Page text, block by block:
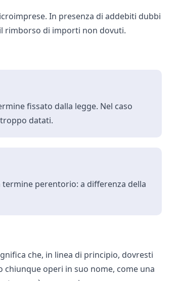
In presenza di addebiti dubbi
rimborso di importi non dovuti.
fissato dalla legge. Nel caso
datati.
perentorio: a differenza della
che, in linea di principio, dovresti
operi in suo nome, come una